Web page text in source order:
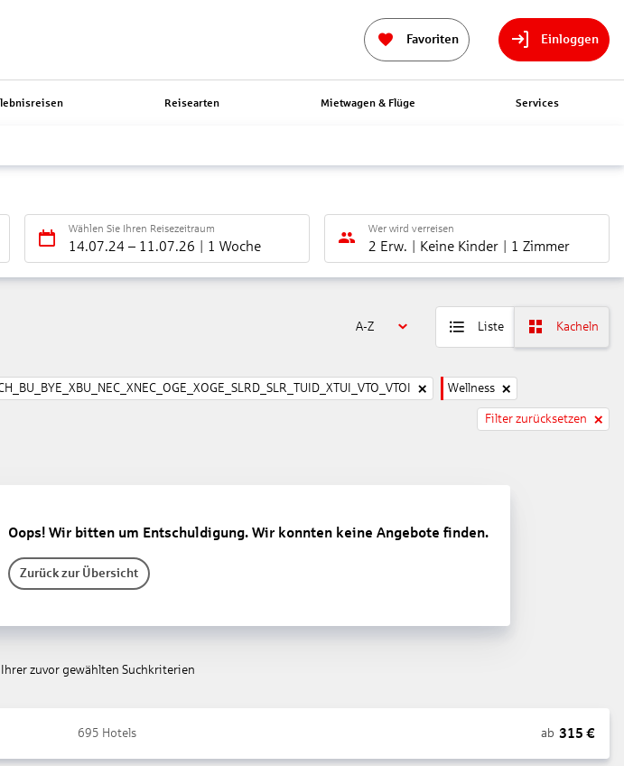
Favoriten Einloggen
Reisearten Mietwagen & Flüge Services
Wählen Sie Ihren Reisezeitraum
14.07.24 – 11.07.26 1 Woche
Wer wird verreisen
2 Erw. Keine Kinder 1 Zimmer
A-Z Liste Kacheln
Wellness
Filter zurücksetzen
Oops! Wir bitten um Entschuldigung. Wir konnten keine Angebote finden.
Zurück zur Übersicht
Ihrer zuvor gewählten Suchkriterien
695 Hotels ab 315 €